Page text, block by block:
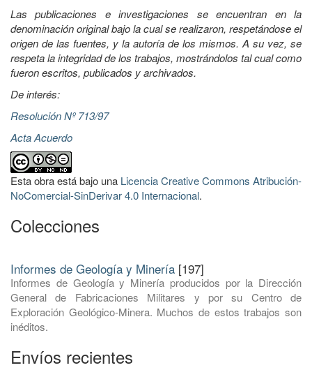
Las publicaciones e investigaciones se encuentran en la
denominación original bajo la cual se realizaron, respetándose el
origen de las fuentes, y la autoría de los mismos. A su vez, se
respeta la integridad de los trabajos, mostrándolos tal cual como
fueron escritos, publicados y archivados.
De interés:
Resolución Nº 713/97
Acta Acuerdo
Esta obra está bajo una Licencia Creative Commons Atribución-
NoComercial-SinDerivar 4.0 Internacional.
Colecciones
Informes de Geología y Minería [197]
Informes de Geología y Minería producidos por la Dirección
General de Fabricaciones Militares y por su Centro de
Exploración Geológico-Minera. Muchos de estos trabajos son
inéditos.
Envíos recientes